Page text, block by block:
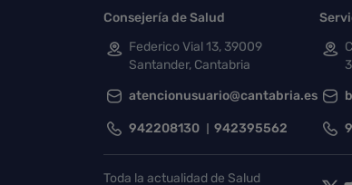
Consejería de Salud
Federico Vial 13, 39009
Santander, Cantabria
atencionusuario@cantabria.es
942208130 942395562
Toda la actualidad de Salud